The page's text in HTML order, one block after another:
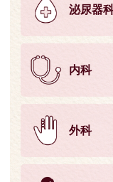
泌尿器
内科
外科